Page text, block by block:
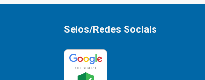
Selos/Redes Sociais